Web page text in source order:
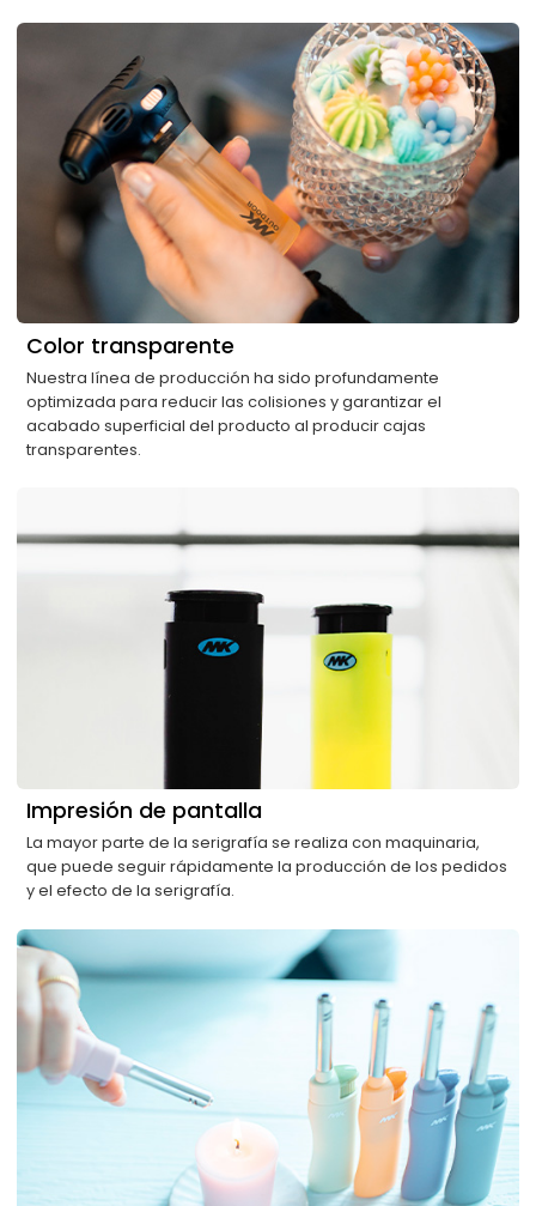
Color transparente
Nuestra línea de producción ha sido profundamente
optimizada para reducir las colisiones y garantizar el
acabado superficial del producto al producir cajas
transparentes.
Impresión de pantalla
La mayor parte de la serigrafía se realiza con maquinaria,
que puede seguir rápidamente la producción de los pedidos
y el efecto de la serigrafía.